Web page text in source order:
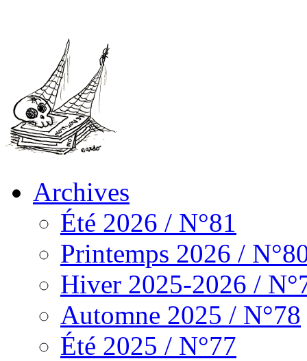
Archives
Été 2026 / N°81
Printemps 2026 /
Hiver 2025-2026 /
Automne 2025 / N°78
Été 2025 / N°77